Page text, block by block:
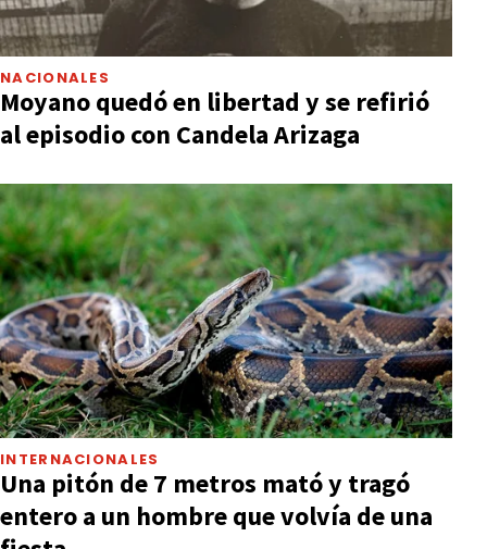
NACIONALES
Moyano quedó en libertad y se refirió
al episodio con Candela Arizaga
INTERNACIONALES
Una pitón de 7 metros mató y tragó
entero a un hombre que volvía de una